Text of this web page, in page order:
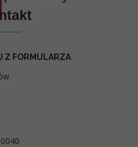
Z FORMULARZA